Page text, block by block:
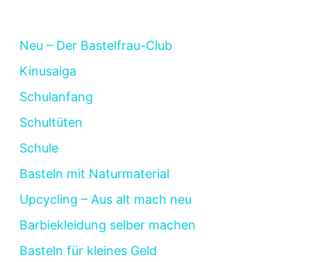
Neu – Der Bastelfrau-Club
Kinusaiga
Schulanfang
Schultüten
Schule
Basteln mit Naturmaterial
Upcycling – Aus alt mach neu
Barbiekleidung selber machen
Basteln für kleines Geld